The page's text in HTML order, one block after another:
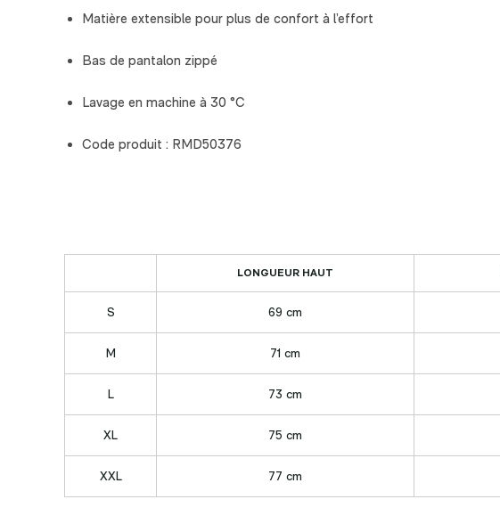
Matière extensible pour plus de confort à l’effort
Bas de pantalon zippé
Lavage en machine à 30 °C
Code produit : RMD50376
LONGUEUR HAUT
S 69 cm
M 71 cm
L 73 cm
XL 75 cm
XXL 77 cm